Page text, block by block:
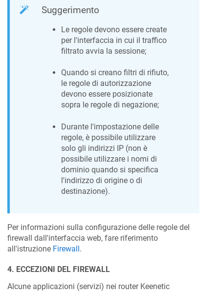
Suggerimento
Le regole devono essere create
per l'interfaccia in cui il traffico
filtrato avvia la sessione;
Quando si creano filtri di rifiuto,
le regole di autorizzazione
devono essere posizionate
sopra le regole di negazione;
Durante l'impostazione delle
regole, è possibile utilizzare
solo gli indirizzi IP (non è
possibile utilizzare i nomi di
dominio quando si specifica
l'indirizzo di origine o di
destinazione).
Per informazioni sulla configurazione delle regole del
firewall dall'interfaccia web, fare riferimento
all'istruzione Firewall.
4. ECCEZIONI DEL FIREWALL
Alcune applicazioni (servizi) nei router Keenetic